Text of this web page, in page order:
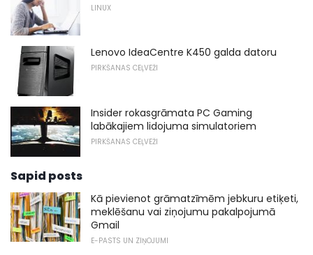
LINUX
Lenovo IdeaCentre K450 galda datoru
PIRKŠANAS CEĻVEŽI
Insider rokasgrāmata PC Gaming
labākajiem lidojuma simulatoriem
PIRKŠANAS CEĻVEŽI
Sapid posts
Kā pievienot grāmatzīmēm jebkuru etiķeti,
meklēšanu vai ziņojumu pakalpojumā
Gmail
E-PASTS UN ZIŅOJUMI